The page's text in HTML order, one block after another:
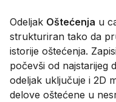
Odeljak Oštećenja u
strukturiran tako da
istorije oštećenja.
počevši od najstarijeg
odeljak uključuje i 2D
delove oštećene u